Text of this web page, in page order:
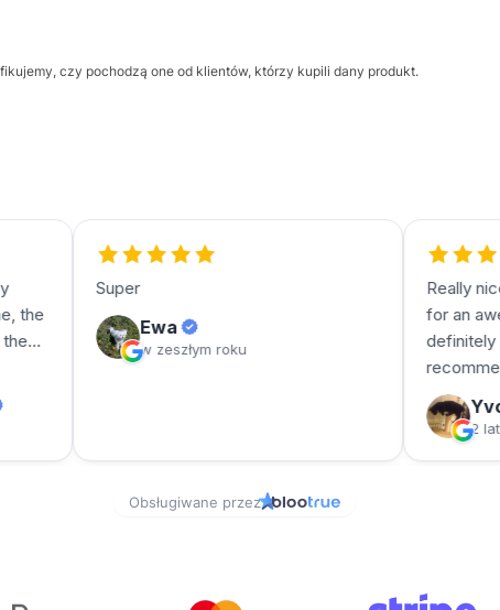
czy pochodzą one od klientów, którzy kupili dany produkt.